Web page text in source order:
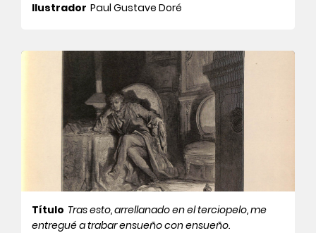
Ilustrador Paul Gustave Doré
Título Tras esto, arrellanado en el terciopelo, me
entregué a trabar ensueño con ensueño.